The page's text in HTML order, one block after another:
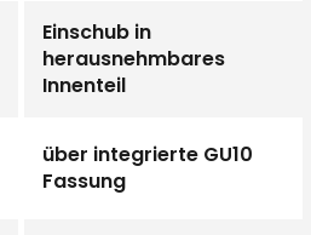
Einschub in
herausnehmbares
Innenteil
über integrierte GU10
Fassung